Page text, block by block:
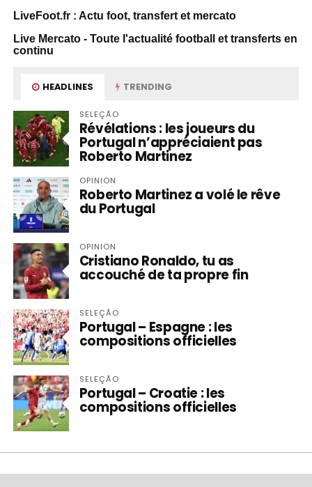
LiveFoot.fr : Actu foot, transfert et mercato
Live Mercato - Toute l'actualité football et transferts en
continu
HEADLINES TRENDING
SELEÇÃO
Révélations : les joueurs du
Portugal n’appréciaient pas
Roberto Martinez
OPINION
Roberto Martinez a volé le rêve
du Portugal
OPINION
Cristiano Ronaldo, tu as
accouché de ta propre fin
SELEÇÃO
Portugal – Espagne : les
compositions officielles
SELEÇÃO
Portugal – Croatie : les
compositions officielles